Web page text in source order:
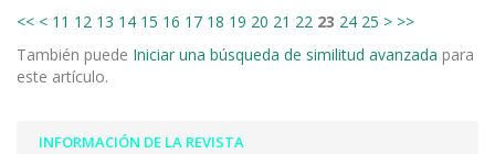
<< < 11 12 13 14 15 16 17 18 19 20 21 22 23 24 25 > >>
También puede Iniciar una búsqueda de similitud avanzada para
este artículo.
INFORMACIÓN DE LA REVISTA